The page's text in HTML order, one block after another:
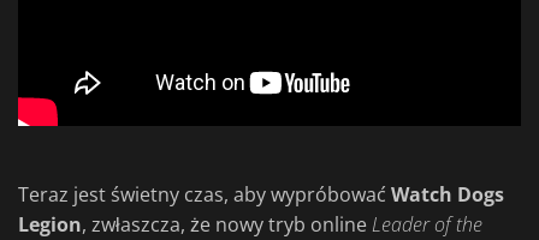
Teraz jest świetny czas, aby wypróbować Watch Dogs
Legion, zwłaszcza, że nowy tryb onlineLeader of the